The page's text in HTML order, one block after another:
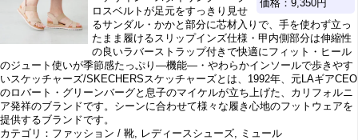
価格：9,350円
ロスベルトが足元をすっきり見せ
るサンダル・かかと部分に芯材入りで、手を使わず立っ
たまま履けるスリップインズ仕様・甲内側部分は伸縮性
の良いラバーストラップ付きで快適にフィット・ヒール
のジュート使いが季節感たっぷり―機能―・やわらかインソールで歩きやす
いスケッチャーズ/SKECHERSスケッチャーズとは、1992年、元LAギアCEO
のロバート・グリーンバーグと息子のマイケルが立ち上げた、カリフォルニ
ア発祥のブランドです。シーンに合わせて様々な履き心地のフットウェアを
提供するブランドです。
カテゴリ：ファッション / 靴, レディースシューズ, ミュール